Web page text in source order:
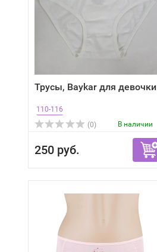
Трусы, Baykar для девочки
110-116
(0)
В наличии
250 руб.